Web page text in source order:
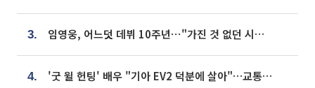
3. 임영웅, 어느덧 데뷔 10주년⋯"가진 것 없던 시절, 내 앞엔 20명의 팬뿐"
4. '굿 윌 헌팅' 배우 "기아 EV2 덕분에 살아"…교통사고 후 안전성 극찬